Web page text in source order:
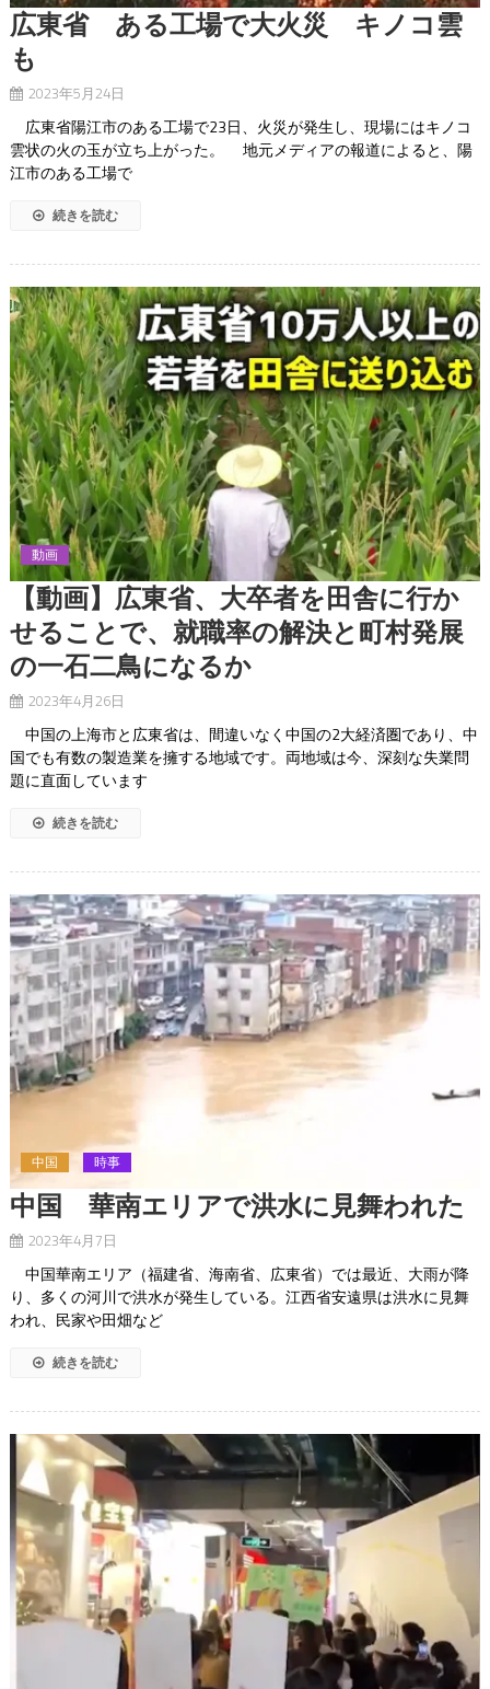
広東省 ある工場で大火災 キノコ雲
も
2023年5月24日
広東省陽江市のある工場で23日、火災が発生し、現場にはキノコ
雲状の火の玉が立ち上がった。 地元メディアの報道によると、陽
江市のある工場で
続きを読む
動画
【動画】広東省、大卒者を田舎に行か
せることで、就職率の解決と町村発展
の一石二鳥になるか
2023年4月26日
中国の上海市と広東省は、間違いなく中国の2大経済圏であり、中
国でも有数の製造業を擁する地域です。両地域は今、深刻な失業問
題に直面しています
続きを読む
中国 時事
中国 華南エリアで洪水に見舞われた
2023年4月7日
中国華南エリア（福建省、海南省、広東省）では最近、大雨が降
り、多くの河川で洪水が発生している。江西省安遠県は洪水に見舞
われ、民家や田畑など
続きを読む